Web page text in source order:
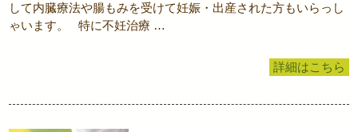
して内臓療法や腸もみを受けて妊娠・出産された方もいらっし
ゃいます。 特に不妊治療 …
詳細はこちら